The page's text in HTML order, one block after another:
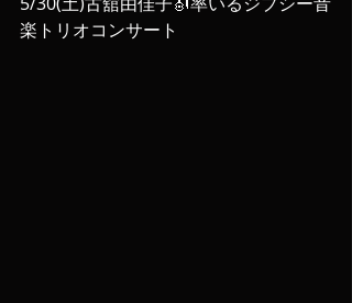
楽トリオコンサート